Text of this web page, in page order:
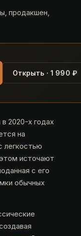
продакшен,
Открыть · 1 990 ₽
2020-х годах
на
легкостью
источают
с его
обычных